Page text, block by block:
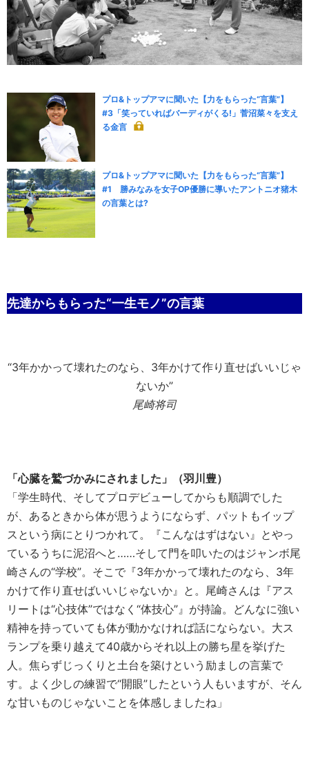
プロ&トップアマに聞いた【力をもらった“言葉”】
#3「笑っていればバーディがくる!」菅沼菜々を支え
る金言
プロ&トップアマに聞いた【力をもらった“言葉”】
#1 勝みなみを女子OP優勝に導いたアントニオ猪木
の言葉とは?
先達からもらった“一生モノ”の言葉
“3年かかって壊れたのなら、3年かけて作り直せばいいじゃ
ないか”
尾崎将司
「心臓を鷲づかみにされました」（羽川豊）
「学生時代、そしてプロデビューしてからも順調でした
が、あるときから体が思うようにならず、パットもイップ
スという病にとりつかれて。『こんなはずはない』とやっ
ているうちに泥沼へと……そして門を叩いたのはジャンボ尾
崎さんの“学校”。そこで『3年かかって壊れたのなら、3年
かけて作り直せばいいじゃないか』と。尾崎さんは『アス
リートは“心技体”ではなく“体技心”』が持論。どんなに強い
精神を持っていても体が動かなければ話にならない。大ス
ランプを乗り越えて40歳からそれ以上の勝ち星を挙げた
人。焦らずじっくりと土台を築けという励ましの言葉で
す。よく少しの練習で“開眼”したという人もいますが、そん
な甘いものじゃないことを体感しましたね」